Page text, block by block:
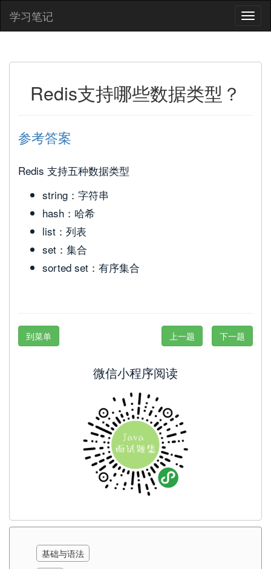
学习笔记
Redis支持哪些数据类型？
参考答案
Redis 支持五种数据类型
string：字符串
hash：哈希
list：列表
set：集合
sorted set：有序集合
到菜单 下一题
上一题
微信小程序阅读
基础与语法